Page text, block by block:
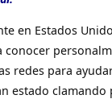
en Estados
redes para
estado